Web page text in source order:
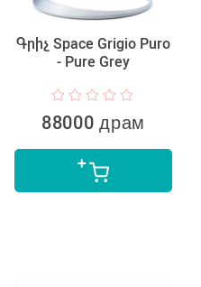
Գրիչ Space Grigio Puro
- Pure Grey
88000 драм